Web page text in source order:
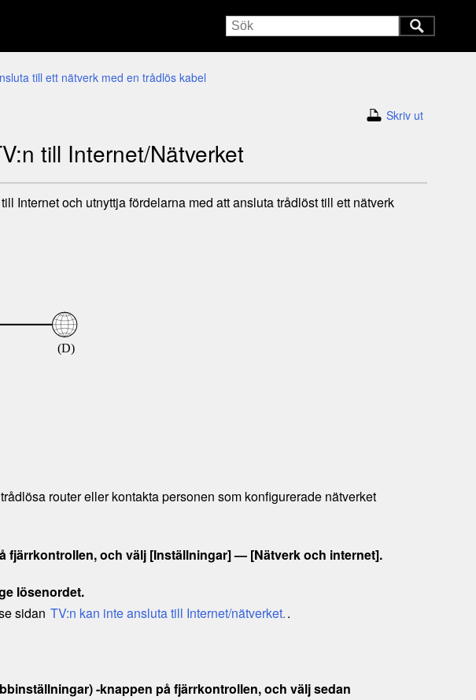
till ett nätverk med en trådlös kabel
Skriv ut
till Internet/Nätverket
Internet och utnyttja fördelarna med att ansluta trådlöst till ett nätverk
router eller kontakta personen som konfigurerade nätverket
fjärrkontrollen,och välj [Inställningar] — [Nätverk och internet].
lösenordet.
sidan TV:n kan inte ansluta till Internet/nätverket..
) -knappen på fjärrkontrollen,och välj sedan